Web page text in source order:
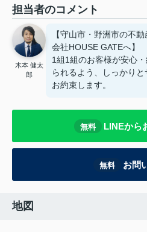
担当者のコメント
木本 健太
郎
【守山市・野洲市の不
会社HOUSE GATEへ】
1組1組のお客様が安心
られるよう、しっかり
お約束します。
無料 LINEから
無料 お問
地図